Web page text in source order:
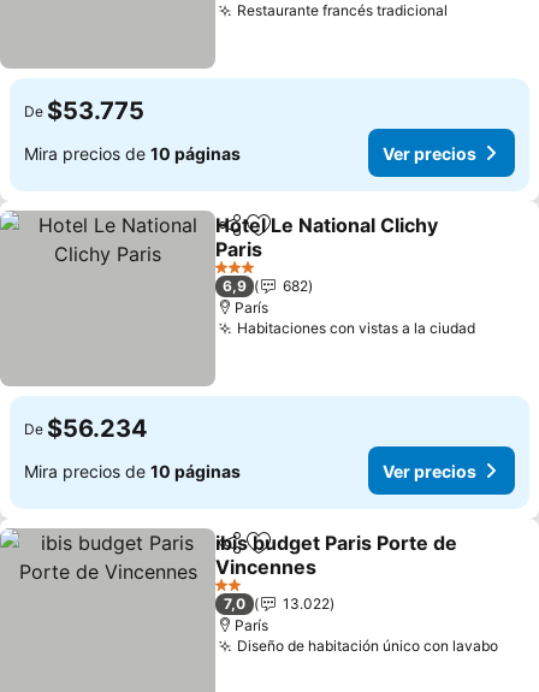
Restaurante francés tradicional
De $53.775
Mira precios de 10 páginas Ver precios
CompartirAgregar a favoritos
Hotel Le National Clichy
Paris
Ver precios
3 Estrellas
6,9
682
París
Habitaciones con vistas a la ciudadVer
De $56.234
Mira precios de 10 páginas Ver precios
CompartirAgregar a favoritos
ibis budget Paris Porte de
Vincennes
Ver precios
2 Estrellas
7,0
13.022
París
Diseño de habitación único con lavaboVer